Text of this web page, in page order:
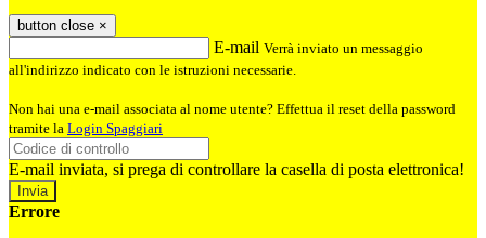
button close ×
E-mail Verrà inviato un messaggio
all'indirizzo indicato con le istruzioni necessarie.
Non hai una e-mail associata al nome utente? Effettua il reset della password
tramite la Login Spaggiari
E-mail inviata, si prega di controllare la casella di posta elettronica!
Errore